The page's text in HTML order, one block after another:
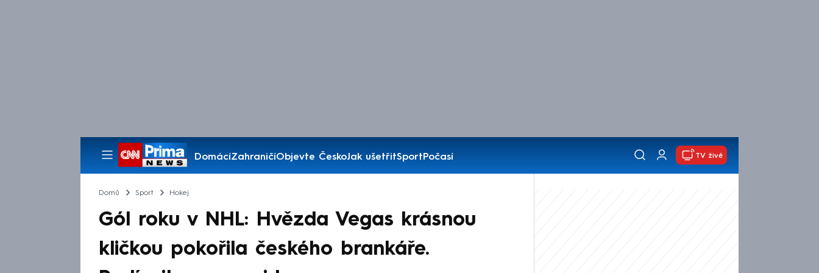
DomácíZahraničíObjevte ČeskoJak ušetřitSportPočasí
Pořady
TV živě
Domů Sport Hokej
Gól roku v NHL: Hvězda Vegas krásnou
kličkou pokořila českého brankáře.